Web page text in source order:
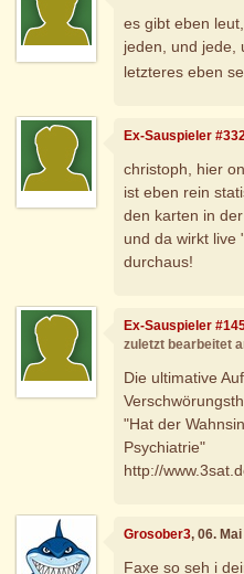
es gibt eben
jeden, und jede,
letzteres eben
Ex-Sauspieler
christoph, hier
ist eben rein
den karten in
und da wirkt live
durchaus!
Ex-Sauspieler
zuletzt bearbeitet
Die ultimative
"Hat der
Psychiatrie"
http://
Grosober3, 06.
Faxe so seh i